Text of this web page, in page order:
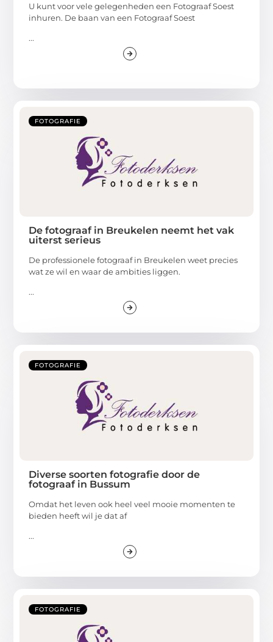
U kunt voor vele gelegenheden een Fotograaf Soest
inhuren. De baan van een Fotograaf Soest
...
FOTOGRAFIE
De fotograaf in Breukelen neemt het vak
uiterst serieus
De professionele fotograaf in Breukelen weet precies
wat ze wil en waar de ambities liggen.
...
FOTOGRAFIE
Diverse soorten fotografie door de
fotograaf in Bussum
Omdat het leven ook heel veel mooie momenten te
bieden heeft wil je dat af
...
FOTOGRAFIE